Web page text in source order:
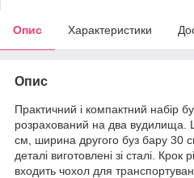
Опис Характеристики
Опис
Практичний і компактний набір
розрахований на два
см, ширина другого буз бару 30
деталі виготовлені зі сталі.
входить чохол для